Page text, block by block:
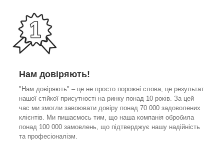
Нам довіряють!
"Нам довіряють" – це не просто порожні слова, це результат
нашої стійкої присутності на ринку понад 10 років. За цей
час ми змогли завоювати довіру понад 70 000 задоволених
клієнтів. Ми пишаємось тим, що наша компанія обробила
понад 100 000 замовлень, що підтверджує нашу надійність
та професіоналізм.